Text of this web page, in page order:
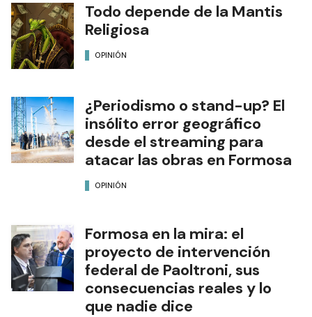
Todo depende de la Mantis
Religiosa
OPINIÓN
¿Periodismo o stand-up? El
insólito error geográfico
desde el streaming para
atacar las obras en Formosa
OPINIÓN
Formosa en la mira: el
proyecto de intervención
federal de Paoltroni, sus
consecuencias reales y lo
que nadie dice